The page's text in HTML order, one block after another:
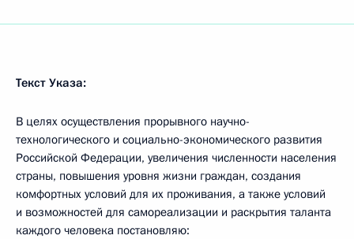
Текст Указа:
В целях осуществления прорывного научно-
технологического и социально-экономического развития
Российской Федерации, увеличения численности населения
страны, повышения уровня жизни граждан, создания
комфортных условий для их проживания, а также условий
и возможностей для самореализации и раскрытия таланта
каждого человека постановляю: